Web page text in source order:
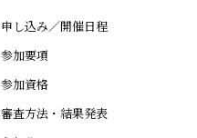
申し込み／開催日程
参加要項
参加資格
審査方法・結果発表